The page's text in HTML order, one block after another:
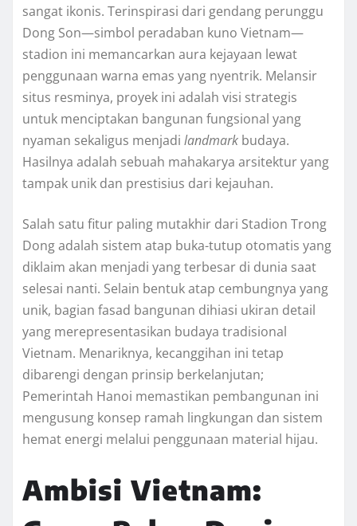
sangat ikonis. Terinspirasi dari gendang perunggu
Dong Son—simbol peradaban kuno Vietnam—
stadion ini memancarkan aura kejayaan lewat
penggunaan warna emas yang nyentrik. Melansir
situs resminya, proyek ini adalah visi strategis
untuk menciptakan bangunan fungsional yang
nyaman sekaligus menjadi landmark budaya.
Hasilnya adalah sebuah mahakarya arsitektur yang
tampak unik dan prestisius dari kejauhan.
Salah satu fitur paling mutakhir dari Stadion Trong
Dong adalah sistem atap buka-tutup otomatis yang
diklaim akan menjadi yang terbesar di dunia saat
selesai nanti. Selain bentuk atap cembungnya yang
unik, bagian fasad bangunan dihiasi ukiran detail
yang merepresentasikan budaya tradisional
Vietnam. Menariknya, kecanggihan ini tetap
dibarengi dengan prinsip berkelanjutan;
Pemerintah Hanoi memastikan pembangunan ini
mengusung konsep ramah lingkungan dan sistem
hemat energi melalui penggunaan material hijau.
Ambisi Vietnam: